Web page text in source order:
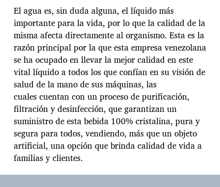
s
l
u
g
a
r
e
s
y
s
a
b
o
r
e
o
El agua es, sin duda alguna, el líquido más
importante para la vida, por lo que la calidad de la
misma afecta directamente al organismo. Esta es la
razón principal por la que esta empresa venezolana
se ha ocupado en llevar la mejor calidad en este
vital líquido a todos los que confían en su visión de
salud de la mano de sus máquinas, las
cuales cuentan con un proceso de purificación,
filtración y desinfección, que garantizan un
suministro de esta bebida 100% cristalina, pura y
segura para todos, vendiendo, más que un objeto
artificial, una opción que brinda calidad de vida a
familias y clientes.